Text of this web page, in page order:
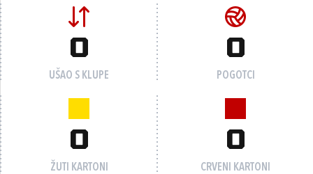
0
UŠAO S KLUPE
0
POGOTCI
0
ŽUTI KARTONI
0
CRVENI KARTONI